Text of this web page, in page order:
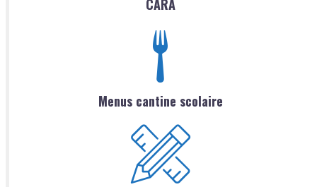
CARA
Menus cantine scolaire